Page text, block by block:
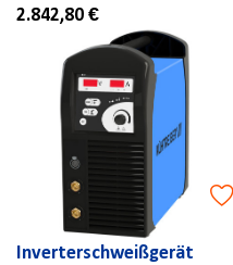
2.842,80 €
Inverterschweißgerät